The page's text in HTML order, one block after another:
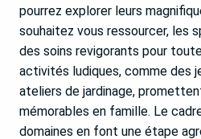
pourrez explorer leurs
souhaitez vous ressourcer, les
des soins revigorants pour
activités ludiques, comme des
ateliers de jardinage,
mémorables en famille. Le
domaines en font une étape